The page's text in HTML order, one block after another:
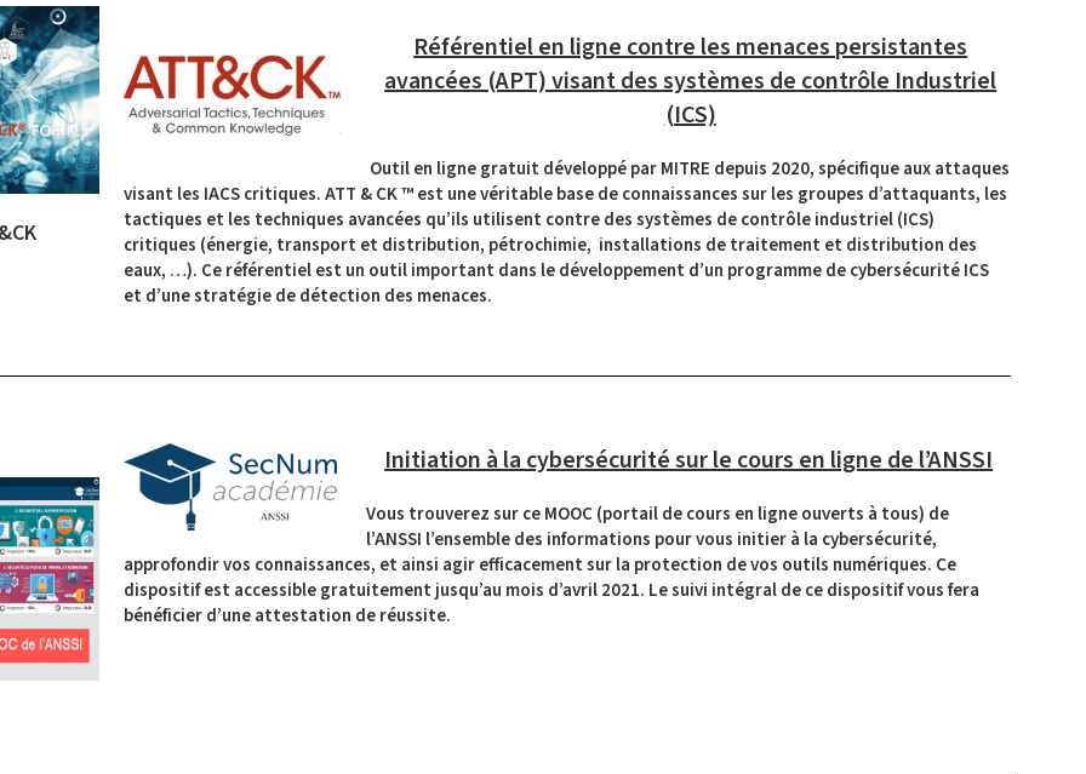
Référentiel en ligne contre les menaces persistantes
avancées (APT) visant des systèmes de contrôle Industriel
(ICS)
Outil en ligne gratuit développé par MITRE depuis 2020, spécifique aux attaques
visant les IACS critiques. ATT & CK ™ est une véritable base de connaissances sur les groupes d’attaquants, les
tactiques et les techniques avancées qu’ils utilisent contre des systèmes de contrôle industriel (ICS)
critiques (énergie, transport et distribution, pétrochimie, installations de traitement et distribution des
eaux, …). Ce référentiel est un outil important dans le développement d’un programme de cybersécurité ICS
et d’une stratégie de détection des menaces.
Initiation à la cybersécurité sur le cours en ligne de l’ANSSI
Vous trouverez sur ce MOOC (portail de cours en ligne ouverts à tous) de
l’ANSSI l’ensemble des informations pour vous initier à la cybersécurité,
approfondir vos connaissances, et ainsi agir efficacement sur la protection de vos outils numériques. Ce
dispositif est accessible gratuitement jusqu’au mois d’avril 2021. Le suivi intégral de ce dispositif vous fera
bénéficier d’une attestation de réussite.